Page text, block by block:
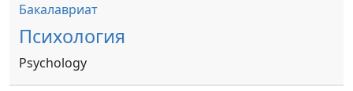
Бакалавриат
Психология
Psychology